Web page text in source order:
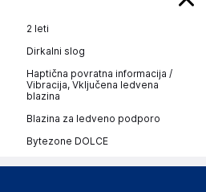
2 leti
Dirkalni slog
Haptična povratna informacija /
Vibracija, Vključena ledvena
blazina
Blazina za ledveno podporo
Bytezone DOLCE